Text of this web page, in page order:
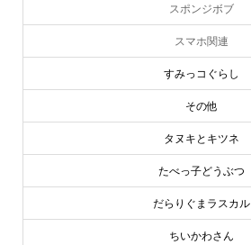
スポンジボブ
スマホ関連
すみっコぐらし
その他
タヌキとキツネ
たべっ子どうぶつ
だらりぐまラスカル
ちいかわさん